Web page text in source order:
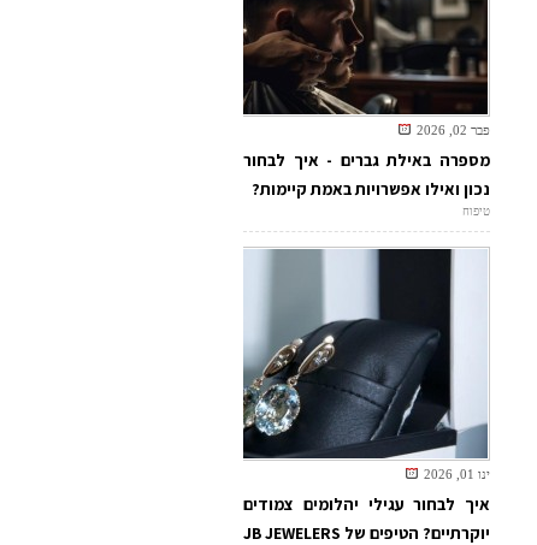
פבר 02, 2026
מספרה באילת גברים - איך לבחור
נכון ואילו אפשרויות באמת קיימות?
טיפוח
ינו 01, 2026
איך לבחור עגילי יהלומים צמודים
יוקרתיים? הטיפים של JB JEWELERS